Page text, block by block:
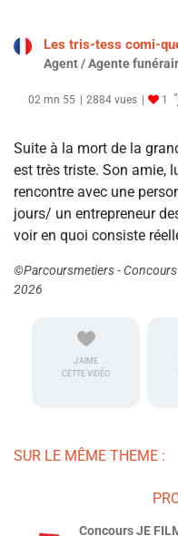
Les tris-tess comi-
Agent / Agente
02 mn 55 2884 vues 1
Suite à la mort de la
est très triste. Son amie,
rencontre avec une
jours/ un entrepreneur
voir en quoi consiste
©Parcoursmetiers - Concours
2026
J'AIME
CETTE VIDÉO
SUR LE MÊME THEME :
Concours JE